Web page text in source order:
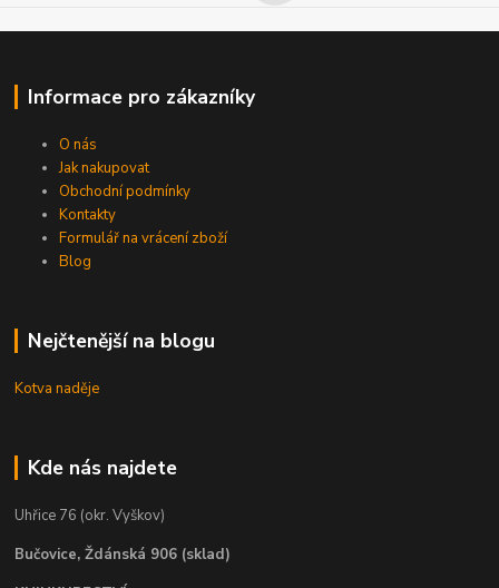
Informace pro zákazníky
O nás
Jak nakupovat
Obchodní podmínky
Kontakty
Formulář na vrácení zboží
Blog
Nejčtenější na blogu
Kotva naděje
Kde nás najdete
Uhřice 76 (okr. Vyškov)
Bučovice, Ždánská 906 (sklad)